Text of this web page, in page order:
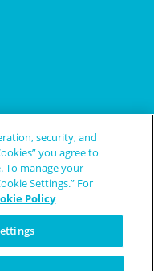
security, and
you agree to
To manage your
Settings.” For
Policy